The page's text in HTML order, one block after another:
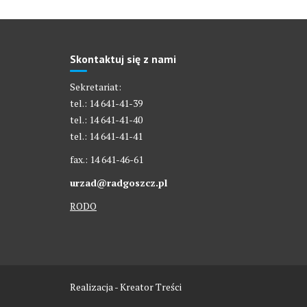
Skontaktuj się z nami
Sekretariat:
tel.: 14 641-41-39
tel.: 14 641-41-40
tel.: 14 641-41-41
fax.: 14 641-46-61
urzad@radgoszcz.pl
RODO
Realizacja - Kreator Treści